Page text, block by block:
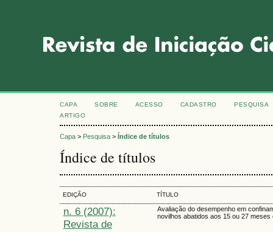
CAPA SOBRE ACESSO CADASTRO
PESQUISA
ARTIGO
Capa > Pesquisa > Índice de títulos
Índice de títulos
EDIÇÃO TÍTULO
n. 6 (2007):
Revista de
Avaliação do desempenho em
novilhos abatidos aos 15 ou 27 meses